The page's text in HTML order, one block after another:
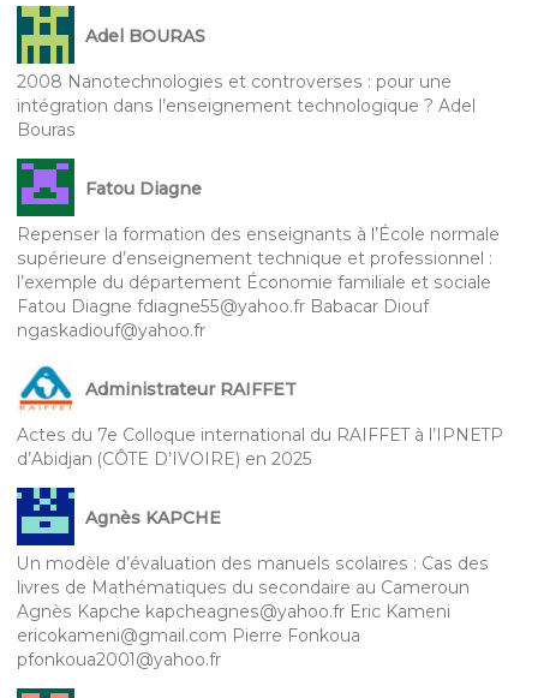
Adel BOURAS
2008 Nanotechnologies et controverses : pour une
intégration dans l’enseignement technologique ? Adel
Bouras
Fatou Diagne
Repenser la formation des enseignants à l’École normale
supérieure d’enseignement technique et professionnel :
l’exemple du département Économie familiale et sociale
Fatou Diagne fdiagne55@yahoo.fr Babacar Diouf
ngaskadiouf@yahoo.fr
Administrateur RAIFFET
Actes du 7e Colloque international du RAIFFET à l’IPNETP
d’Abidjan (CÔTE D’IVOIRE) en 2025
Agnès KAPCHE
Un modèle d’évaluation des manuels scolaires : Cas des
livres de Mathématiques du secondaire au Cameroun
Agnès Kapche kapcheagnes@yahoo.fr Eric Kameni
ericokameni@gmail.com Pierre Fonkoua
pfonkoua2001@yahoo.fr